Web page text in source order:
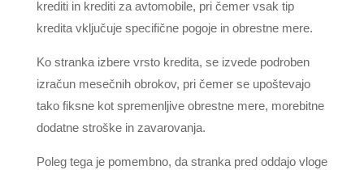
krediti in krediti za avtomobile, pri čemer vsak tip
kredita vključuje specifične pogoje in obrestne mere.
Ko stranka izbere vrsto kredita, se izvede podroben
izračun mesečnih obrokov, pri čemer se upoštevajo
tako fiksne kot spremenljive obrestne mere, morebitne
dodatne stroške in zavarovanja.
Poleg tega je pomembno, da stranka pred oddajo vloge